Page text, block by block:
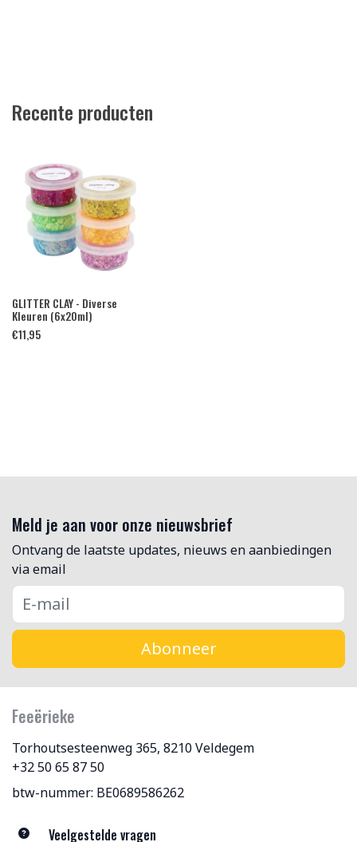
Recente producten
GLITTER CLAY - Diverse
Kleuren (6x20ml)
€11,95
Meld je aan voor onze nieuwsbrief
Ontvang de laatste updates, nieuws en aanbiedingen
via email
Abonneer
Feeërieke
Torhoutsesteenweg 365, 8210 Veldegem
+32 50 65 87 50
btw-nummer: BE0689586262
Veelgestelde vragen